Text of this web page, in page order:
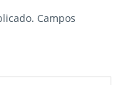
Campos